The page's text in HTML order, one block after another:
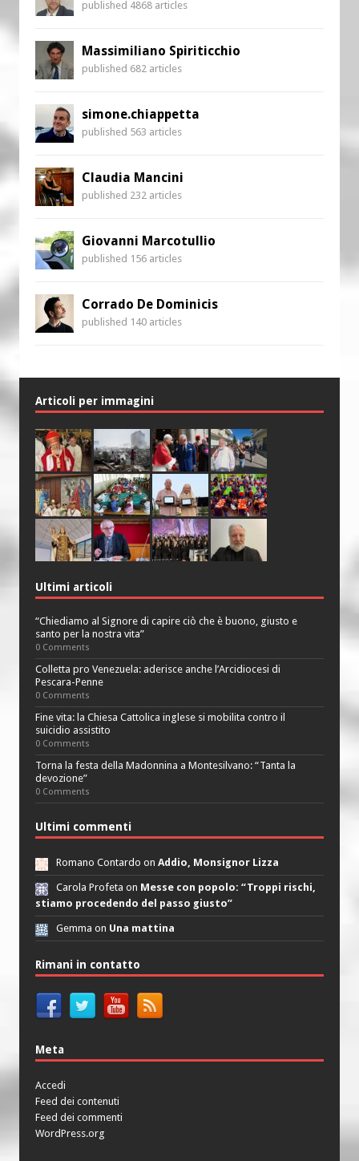
published 4868 articles
Massimiliano Spiriticchio
published 682 articles
simone.chiappetta
published 563 articles
Claudia Mancini
published 232 articles
Giovanni Marcotullio
published 156 articles
Corrado De Dominicis
published 140 articles
Articoli per immagini
Ultimi articoli
“Chiediamo al Signore di capire ciò che è buono, giusto e
santo per la nostra vita”
0 Comments
Colletta pro Venezuela: aderisce anche l’Arcidiocesi di
Pescara-Penne
0 Comments
Fine vita: la Chiesa Cattolica inglese si mobilita contro il
suicidio assistito
0 Comments
Torna la festa della Madonnina a Montesilvano: “Tanta la
devozione”
0 Comments
Ultimi commenti
Romano Contardo on Addio, Monsignor Lizza
Carola Profeta on Messe con popolo: “Troppi rischi,
stiamo procedendo del passo giusto”
Gemma on Una mattina
Rimani in contatto
Meta
Accedi
Feed dei contenuti
Feed dei commenti
WordPress.org